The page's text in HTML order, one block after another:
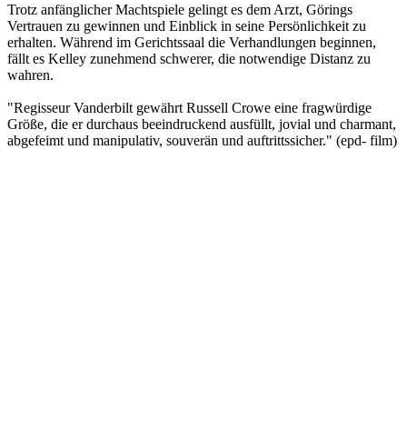
Trotz anfänglicher Machtspiele gelingt es dem Arzt, Görings
Vertrauen zu gewinnen und Einblick in seine Persönlichkeit zu
erhalten. Während im Gerichtssaal die Verhandlungen beginnen,
fällt es Kelley zunehmend schwerer, die notwendige Distanz zu
wahren.
"Regisseur Vanderbilt gewährt Russell Crowe eine fragwürdige
Größe, die er durchaus beeindruckend ausfüllt, jovial und charmant,
abgefeimt und manipulativ, souverän und auftrittssicher." (epd- film)